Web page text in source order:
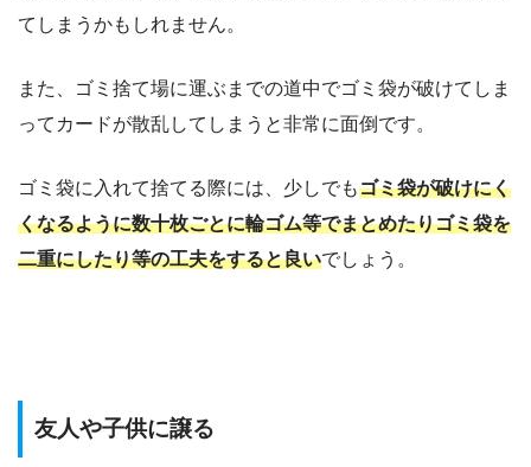
てしまうかもしれません。
また、ゴミ捨て場に運ぶまでの道中でゴミ袋が破けてしま
ってカードが散乱してしまうと非常に面倒です。
ゴミ袋に入れて捨てる際には、少しでもゴミ袋が破けにく
くなるように数十枚ごとに輪ゴム等でまとめたりゴミ袋を
二重にしたり等の工夫をすると良いでしょう。
友人や子供に譲る